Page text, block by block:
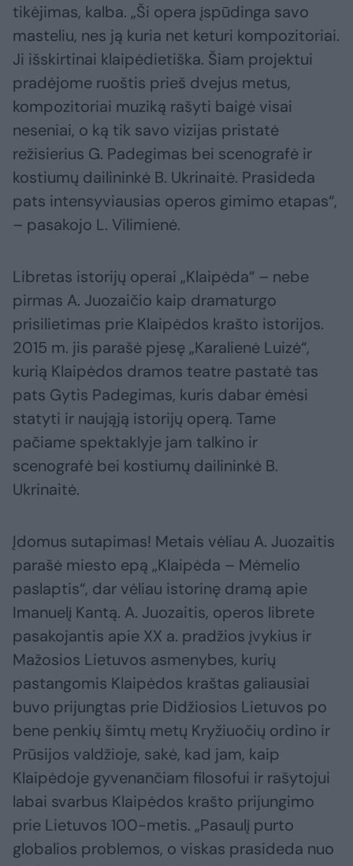
tikėjimas, kalba. „Ši opera įspūdinga savo
masteliu, nes ją kuria net keturi kompozitoriai.
Ji išskirtinai klaipėdietiška. Šiam projektui
pradėjome ruoštis prieš dvejus metus,
kompozitoriai muziką rašyti baigė visai
neseniai, o ką tik savo vizijas pristatė
režisierius G. Padegimas bei scenografė ir
kostiumų dailininkė B. Ukrinaitė. Prasideda
pats intensyviausias operos gimimo etapas“,
– pasakojo L. Vilimienė.
Libretas istorijų operai „Klaipėda“ – nebe
pirmas A. Juozaičio kaip dramaturgo
prisilietimas prie Klaipėdos krašto istorijos.
2015 m. jis parašė pjesę „Karalienė Luizė“,
kurią Klaipėdos dramos teatre pastatė tas
pats Gytis Padegimas, kuris dabar ėmėsi
statyti ir naująją istorijų operą. Tame
pačiame spektaklyje jam talkino ir
scenografė bei kostiumų dailininkė B.
Ukrinaitė.
Įdomus sutapimas! Metais vėliau A. Juozaitis
parašė miesto epą „Klaipėda – Mėmelio
paslaptis“, dar vėliau istorinę dramą apie
Imanuelį Kantą. A. Juozaitis, operos librete
pasakojantis apie XX a. pradžios įvykius ir
Mažosios Lietuvos asmenybes, kurių
pastangomis Klaipėdos kraštas galiausiai
buvo prijungtas prie Didžiosios Lietuvos po
bene penkių šimtų metų Kryžiuočių ordino ir
Prūsijos valdžioje, sakė, kad jam, kaip
Klaipėdoje gyvenančiam filosofui ir rašytojui
labai svarbus Klaipėdos krašto prijungimo
prie Lietuvos 100-metis. „Pasaulį purto
globalios problemos, o viskas prasideda nuo